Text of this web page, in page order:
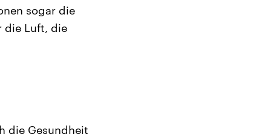
sogar die
die Luft, die
die Gesundheit